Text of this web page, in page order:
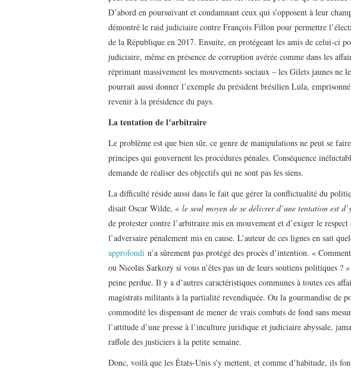
D’abord en poursuivant et condamnant ceux qui s’opposent à leur
démontré le raid judiciaire contre François Fillon pour permettre
de la République en 2017. Ensuite, en protégeant les amis de celui-ci
judiciaire, même en présence de corruption avérée comme dans les
réprimant massivement les mouvements sociaux – les Gilets jaunes ne
pourrait aussi donner l’exemple du président brésilien Lula,
revenir à la présidence du pays.
La tentation de l’arbitraire
Le problème est que bien sûr, ce genre de manipulations ne peut se
principes qui gouvernent les procédures pénales. Conséquence
demande de réaliser des objectifs qui ne sont pas les siens.
La difficulté réside aussi dans le fait que gérer la conflictualité du
disait Oscar Wilde, « le seul moyen de se délivrer d’une tentation est
de protester contre l’arbitraire mis en mouvement et d’exiger le respect
l’adversaire pénalement mis en cause. L’auteur de ces lignes en sait
approfondi n’a sûrement pas protégé des procès d’intention. «
ou Nicolas Sarkozy si vous n’êtes pas un de leurs soutiens politiques ?
peine perdue. Il y a d’autres caractéristiques communes à toutes ces
magistrats militants à la partialité revendiquée. Ou la gourmandise de
commodité les dispensant de mener de vrais combats de fond sans
l’attitude d’une presse à l’inculture juridique et judiciaire abyssale,
raffole des justiciers à la petite semaine.
Donc, voilà que les États-Unis s’y mettent, et comme d’habitude, ils